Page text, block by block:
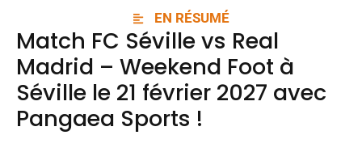
EN RÉSUMÉ
Match FC Séville vs Real
Madrid – Weekend Foot à
Séville le 21 février 2027 avec
Pangaea Sports !